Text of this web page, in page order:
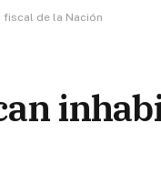
fiscal de la Nación